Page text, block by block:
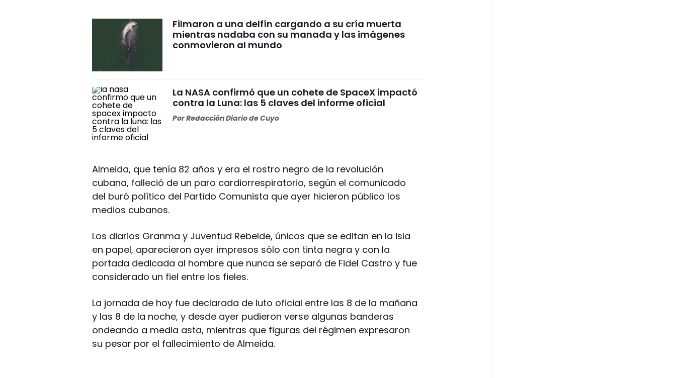
Filmaron a una delfín cargando a su cría muerta
mientras nadaba con su manada y las imágenes
conmovieron al mundo
La NASA confirmó que un cohete de SpaceX impactó
contra la Luna: las 5 claves del informe oficial
PorRedacción Diario de Cuyo
Almeida, que tenía 82 años y era el rostro negro de la revolución
cubana, falleció de un paro cardiorrespiratorio, según el comunicado
del buró político del Partido Comunista que ayer hicieron público los
medios cubanos.
Los diarios Granma y Juventud Rebelde, únicos que se editan en la isla
en papel, aparecieron ayer impresos sólo con tinta negra y con la
portada dedicada al hombre que nunca se separó de Fidel Castro y fue
considerado un fiel entre los fieles.
La jornada de hoy fue declarada de luto oficial entre las 8 de la mañana
y las 8 de la noche, y desde ayer pudieron verse algunas banderas
ondeando a media asta, mientras que figuras del régimen expresaron
su pesar por el fallecimiento de Almeida.